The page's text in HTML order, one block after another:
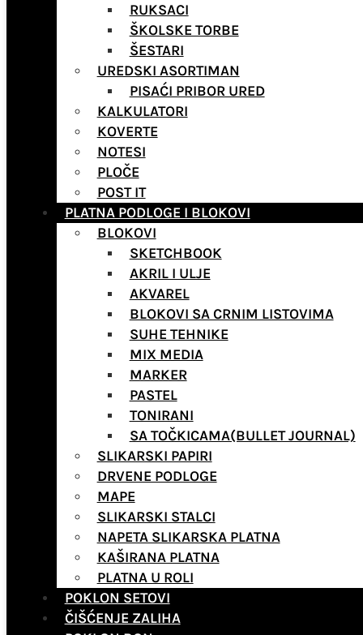
RUKSACI
ŠKOLSKE TORBE
ŠESTARI
UREDSKI ASORTIMAN
PISAĆI PRIBOR URED
KALKULATORI
KOVERTE
NOTESI
PLOČE
POST IT
PLATNA PODLOGE I BLOKOVI
BLOKOVI
SKETCHBOOK
AKRIL I ULJE
AKVAREL
BLOKOVI SA CRNIM LISTOVIMA
SUHE TEHNIKE
MIX MEDIA
MARKER
PASTEL
TONIRANI
SA TOČKICAMA(BULLET JOURNAL)
SLIKARSKI PAPIRI
DRVENE PODLOGE
MAPE
SLIKARSKI STALCI
NAPETA SLIKARSKA PLATNA
KAŠIRANA PLATNA
PLATNA U ROLI
POKLON SETOVI
ČIŠĆENJE ZALIHA